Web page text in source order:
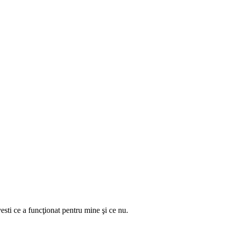
ce a funcţionat pentru mine şi ce nu.